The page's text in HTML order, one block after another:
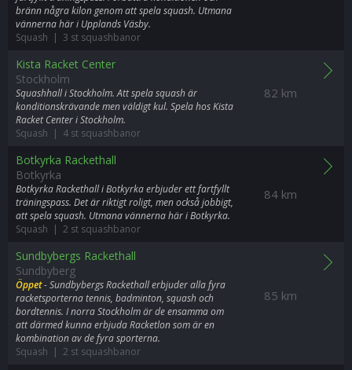
bränn några kilon genom att spela squash. Utmana
vännerna här i Upplands Väsby.
Squash | 3 st squashbanor
82 km
Kista Racket Center
Stockholm
Squashhall i Stockholm. Att spela squash är
konditionskrävande men väldigt kul. Spela hos Kista
Racket Center i Stockholm.
Squash | 4 st squashbanor
84 km
Botkyrka Rackethall
Botkyrka
Botkyrka Rackethall i Botkyrka erbjuder ett fartfyllt
träningspass. Det är riktigt roligt, men också jobbigt,
att spela squash. Utmana vännerna här i Botkyrka.
Squash | 2 st squashbanor
85 km
Sundbybergs Rackethall
Sundbyberg
Öppet- Sundbybergs Rackethall erbjuder alla fyra
racketsporterna tennis, badminton, squash och
bordtennis. I norra Stockholm är de ensamma om
att därmed kunna erbjuda Racketlon som är en
kombination av de fyra sporterna.
Squash | 2 st squashbanor